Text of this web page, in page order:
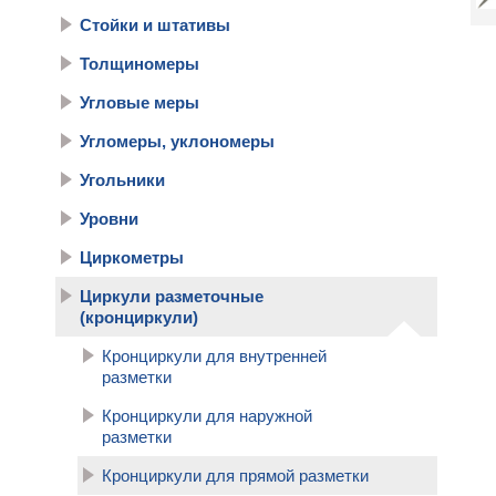
Стойки и штативы
Толщиномеры
Угловые меры
Угломеры, уклономеры
Угольники
Уровни
Циркометры
Циркули разметочные
(кронциркули)
Кронциркули для внутренней
разметки
Кронциркули для наружной
разметки
Кронциркули для прямой разметки